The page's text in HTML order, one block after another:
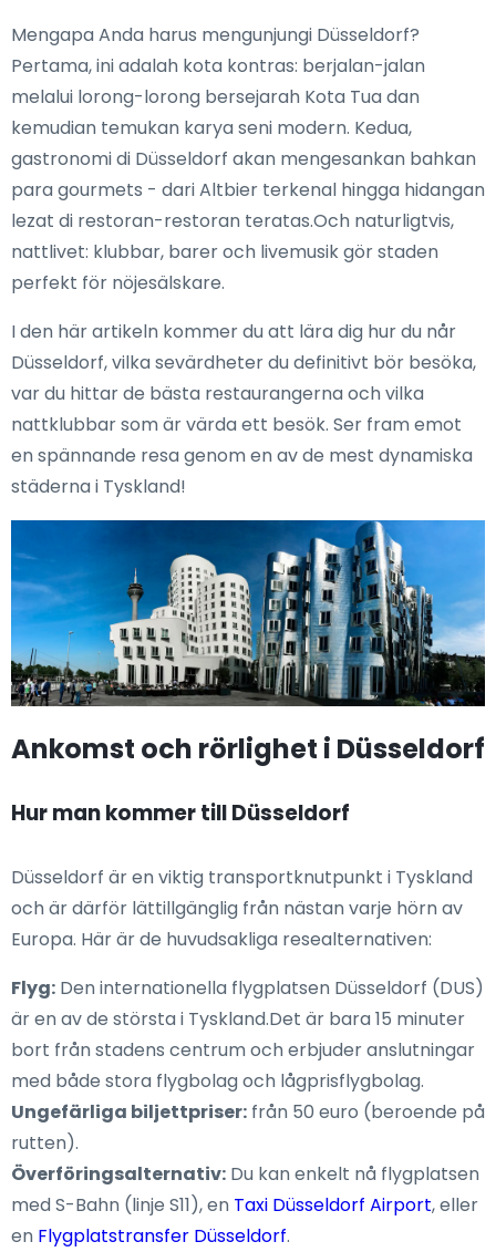
Mengapa Anda harus mengunjungi Düsseldorf?
Pertama, ini adalah kota kontras: berjalan-jalan
melalui lorong-lorong bersejarah Kota Tua dan
kemudian temukan karya seni modern. Kedua,
gastronomi di Düsseldorf akan mengesankan bahkan
para gourmets - dari Altbier terkenal hingga hidangan
lezat di restoran-restoran teratas.Och naturligtvis,
nattlivet: klubbar, barer och livemusik gör staden
perfekt för nöjesälskare.
I den här artikeln kommer du att lära dig hur du når
Düsseldorf, vilka sevärdheter du definitivt bör besöka,
var du hittar de bästa restaurangerna och vilka
nattklubbar som är värda ett besök. Ser fram emot
en spännande resa genom en av de mest dynamiska
städerna i Tyskland!
Ankomst och rörlighet i Düsseldorf
Hur man kommer till Düsseldorf
Düsseldorf är en viktig transportknutpunkt i Tyskland
och är därför lättillgänglig från nästan varje hörn av
Europa. Här är de huvudsakliga resealternativen:
Flyg: Den internationella flygplatsen Düsseldorf (DUS)
är en av de största i Tyskland.Det är bara 15 minuter
bort från stadens centrum och erbjuder anslutningar
med både stora flygbolag och lågprisflygbolag.
Ungefärliga biljettpriser: från 50 euro (beroende på
rutten).
Överföringsalternativ: Du kan enkelt nå flygplatsen
med S-Bahn (linje S11), en Taxi Düsseldorf Airport, eller
en Flygplatstransfer Düsseldorf.